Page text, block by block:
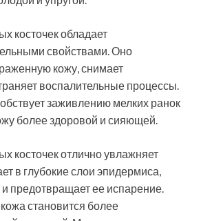
косточек обладает
свойствами. Оно
кожу, снимает
воспалительные процессы.
заживлению мелких ранок
более здоровой и сияющей.
косточек отлично увлажняет
в глубокие слои эпидермиса,
и предотвращает ее испарение.
становится более